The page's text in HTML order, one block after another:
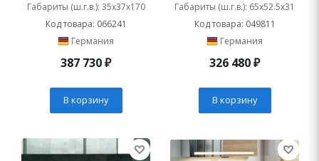
Габариты (ш.г.в.): 35x37x170
Код товара: 066241
Германия
387 730₽
В корзину
Габариты (ш.г.в.): 65x52.5x31
Код товара: 049811
Германия
326 480₽
В корзину